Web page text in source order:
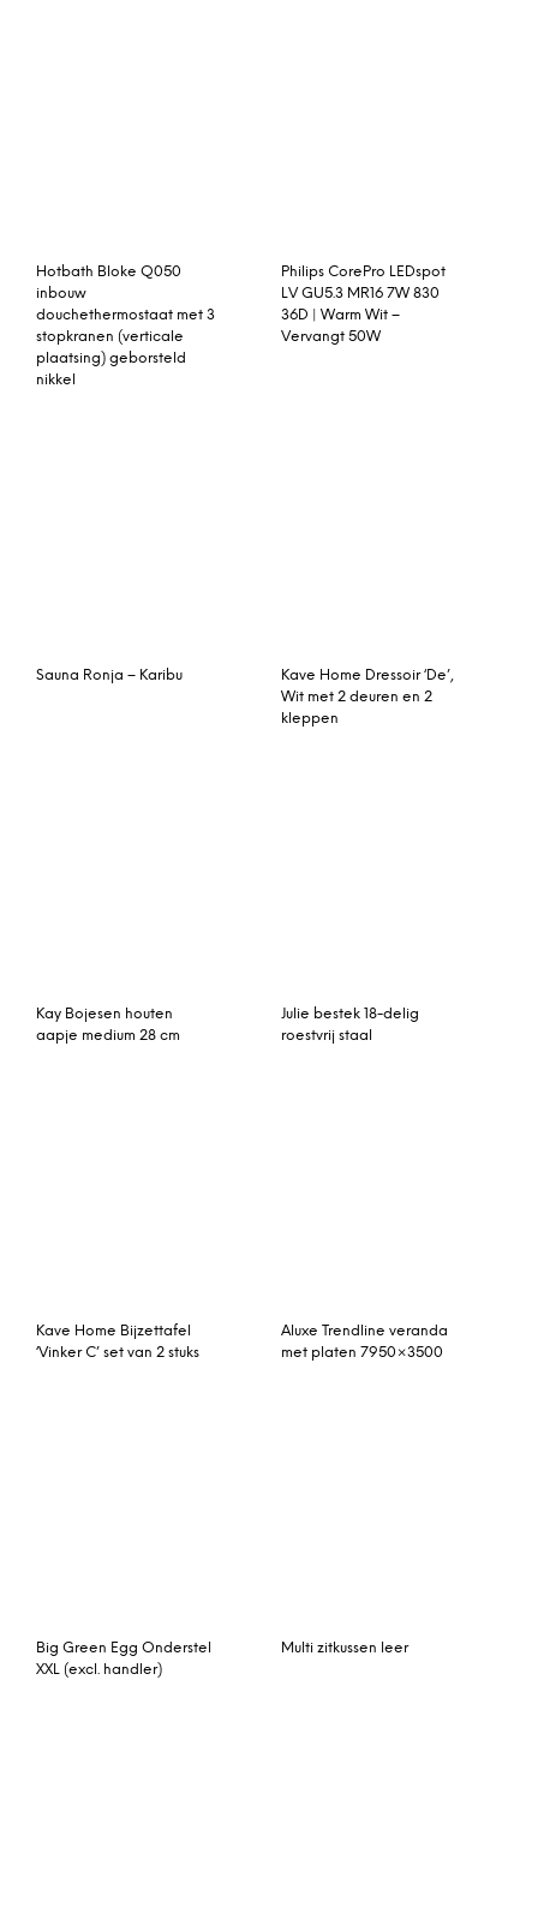
Hotbath Bloke Q050
inbouw
douchethermostaat met 3
stopkranen (verticale
plaatsing) geborsteld
nikkel
Philips CorePro LEDspot
LV GU5.3 MR16 7W 830
36D | Warm Wit –
Vervangt 50W
Sauna Ronja – Karibu
Kave Home Dressoir ‘De’,
Wit met 2 deuren en 2
kleppen
Kay Bojesen houten
aapje medium 28 cm
Julie bestek 18-delig
roestvrij staal
Kave Home Bijzettafel
‘Vinker C’ set van 2 stuks
Aluxe Trendline veranda
met platen 7950×3500
Big Green Egg Onderstel
XXL (excl. handler)
Multi zitkussen leer